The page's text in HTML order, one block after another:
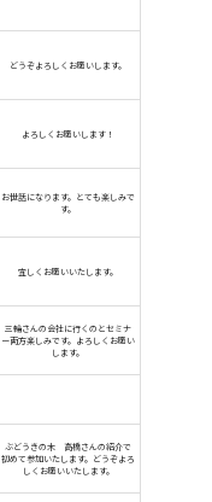
どうぞよろしくお願いします。
よろしくお願いします！
お世話になります。とても楽しみで
す。
宜しくお願いいたします。
三輪さんの会社に行くのとセミナ
ー両方楽しみです。よろしくお願い
します。
ぶどうきの木 高橋さんの紹介で
初めて参加いたします。どうぞよろ
しくお願いいたします。